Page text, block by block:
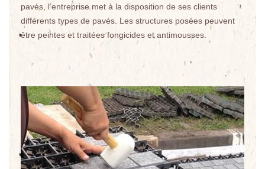
pavés, l’entreprise met à la disposition de ses clients
différents types de pavés. Les structures posées peuvent
être peintes et traitées fongicides et antimousses.